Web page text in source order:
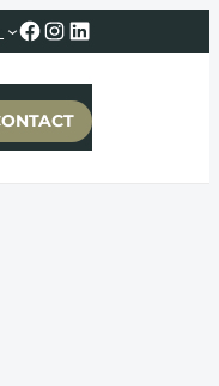
Facebook
Instagram
LinkedIn